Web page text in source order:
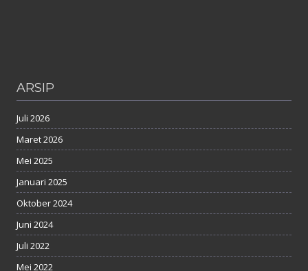
ARSIP
Juli 2026
Maret 2026
Mei 2025
Januari 2025
Oktober 2024
Juni 2024
Juli 2022
Mei 2022